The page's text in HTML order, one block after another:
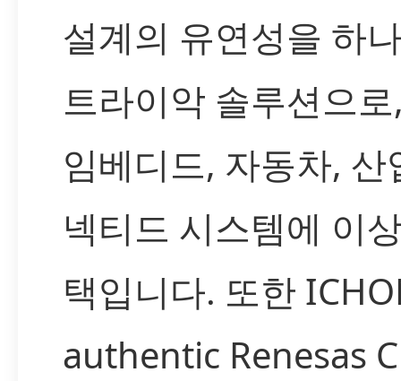
설계의 유연성을 하
트라이악 솔루션으
임베디드, 자동차, 산
넥티드 시스템에 이
택입니다. 또한
authentic Renesas